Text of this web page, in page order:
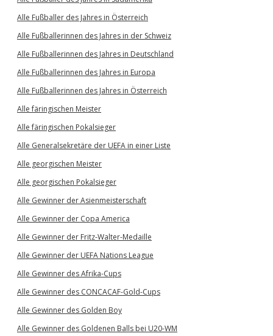
Alle Fußballer des Jahres in Österreich
Alle Fußballerinnen des Jahres in der Schweiz
Alle Fußballerinnen des Jahres in Deutschland
Alle Fußballerinnen des Jahres in Europa
Alle Fußballerinnen des Jahres in Österreich
Alle färingischen Meister
Alle färingischen Pokalsieger
Alle Generalsekretäre der UEFA in einer Liste
Alle georgischen Meister
Alle georgischen Pokalsieger
Alle Gewinner der Asienmeisterschaft
Alle Gewinner der Copa America
Alle Gewinner der Fritz-Walter-Medaille
Alle Gewinner der UEFA Nations League
Alle Gewinner des Afrika-Cups
Alle Gewinner des CONCACAF-Gold-Cups
Alle Gewinner des Golden Boy
Alle Gewinner des Goldenen Balls bei U20-WM